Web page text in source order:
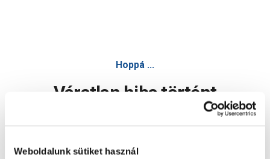
Weboldalunk sütiket használ
Hoppá ...
Váratlan hiba történt